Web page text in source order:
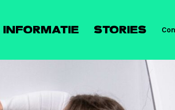
INFORMATIE STORIES